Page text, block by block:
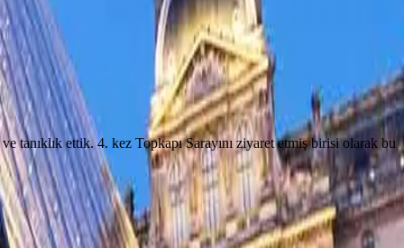
ettik. 4. kez Topkapı Sarayını ziyaret etmiş birisi olarak bu